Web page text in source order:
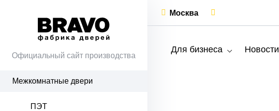
Официальный сайт производства
Межкомнатные двери
ПЭТ
Москва
Для бизнеса Новости